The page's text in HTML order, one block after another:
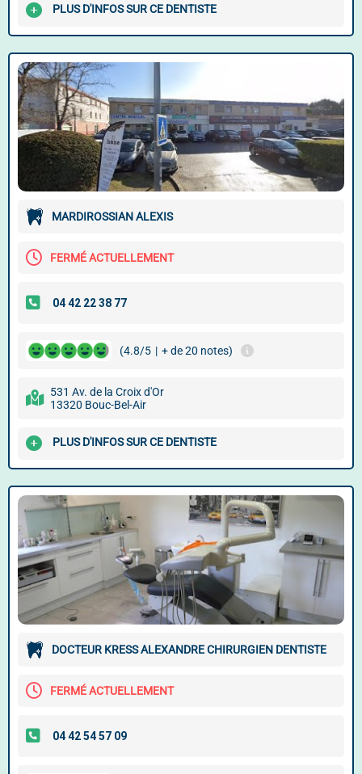
PLUS D'INFOS SUR CE DENTISTE
MARDIROSSIAN ALEXIS
FERMÉ ACTUELLEMENT
(4.8/5 | + de 20 notes)
531 Av. de la Croix d'Or
13320 Bouc-Bel-Air
PLUS D'INFOS SUR CE DENTISTE
DOCTEUR KRESS ALEXANDRE CHIRURGIEN DENTISTE
FERMÉ ACTUELLEMENT